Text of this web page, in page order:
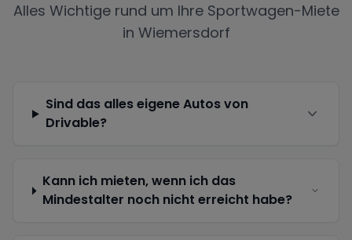
Alles Wichtige rund um Ihre Sportwagen-Miete
in Wiemersdorf
Sind das alles eigene Autos von
Drivable?
Kann ich mieten, wenn ich das
Mindestalter noch nicht erreicht habe?